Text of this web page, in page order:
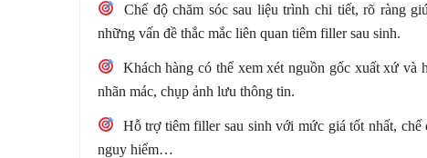
Chế độ chăm sóc sau liệu trình chi tiết, rõ ràng
những vấn đề thắc mắc liên quan tiêm filler sau sinh.
Khách hàng có thể xem xét nguồn gốc xuất xứ
nhãn mác, chụp ảnh lưu thông tin.
Hỗ trợ tiêm filler sau sinh với mức giá tốt nhất,
nguy hiểm…